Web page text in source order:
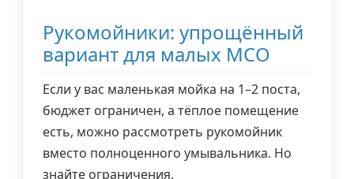
Рукомойники: упрощённый
вариант для малых МСО
Если у вас маленькая мойка на 1–2 поста,
бюджет ограничен, а тёплое помещение
есть, можно рассмотреть рукомойник
вместо полноценного умывальника. Но
знайте ограничения.